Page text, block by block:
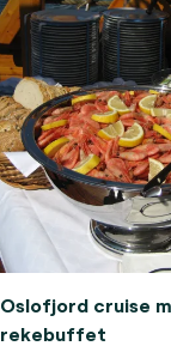
Oslofjord cruise
rekebuffet